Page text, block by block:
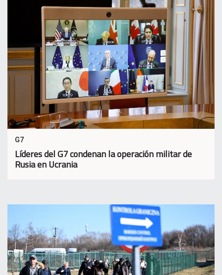
G7
Líderes del G7 condenan la operación militar de
Rusia en Ucrania